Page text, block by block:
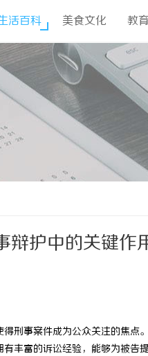
活百科 美食文化 教
辩护中的关键作
刑事案件成为公众关注的焦
丰富的诉讼经验，能够为被告